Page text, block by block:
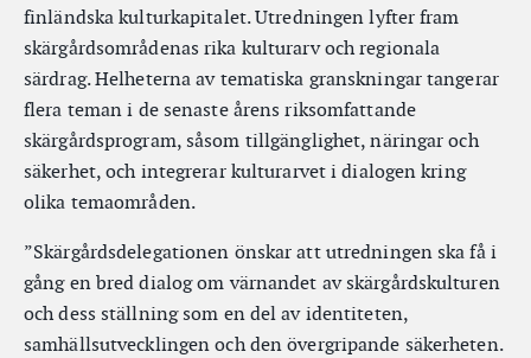
finländska kulturkapitalet. Utredningen lyfter fram
skärgårdsområdenas rika kulturarv och regionala
särdrag. Helheterna av tematiska granskningar tangerar
flera teman i de senaste årens riksomfattande
skärgårdsprogram, såsom tillgänglighet, näringar och
säkerhet, och integrerar kulturarvet i dialogen kring
olika temaområden.
”Skärgårdsdelegationen önskar att utredningen ska få i
gång en bred dialog om värnandet av skärgårdskulturen
och dess ställning som en del av identiteten,
samhällsutvecklingen och den övergripande säkerheten.